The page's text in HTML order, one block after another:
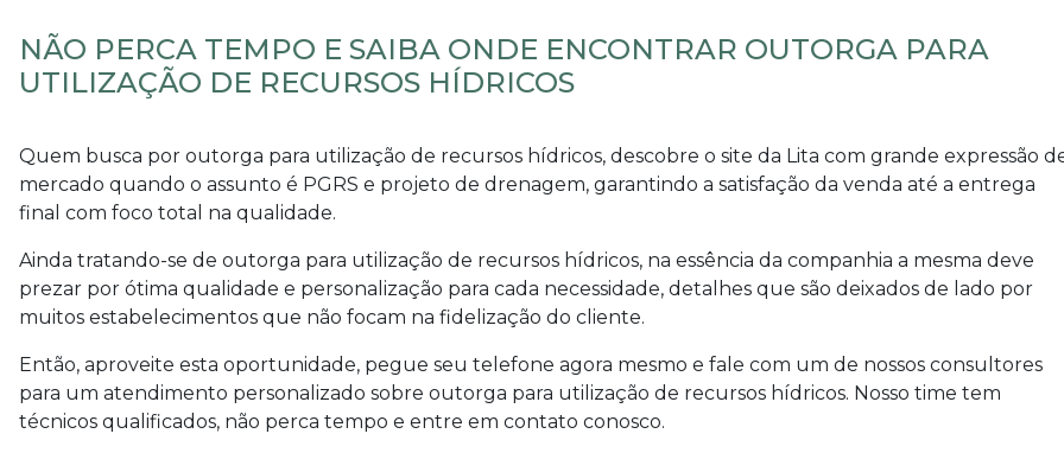
NÃO PERCA TEMPO E SAIBA ONDE ENCONTRAR OUTORGA PARA
UTILIZAÇÃO DE RECURSOS HÍDRICOS
Quem busca por outorga para utilização de recursos hídricos, descobre o site da Lita com grande expressão
mercado quando o assunto é PGRS e projeto de drenagem, garantindo a satisfação da venda até a entrega
final com foco total na qualidade.
Ainda tratando-se de outorga para utilização de recursos hídricos, na essência da companhia a mesma deve
prezar por ótima qualidade e personalização para cada necessidade, detalhes que são deixados de lado por
muitos estabelecimentos que não focam na fidelização do cliente.
Então, aproveite esta oportunidade, pegue seu telefone agora mesmo e fale com um de nossos consultores
para um atendimento personalizado sobre outorga para utilização de recursos hídricos. Nosso time tem
técnicos qualificados, não perca tempo e entre em contato conosco.